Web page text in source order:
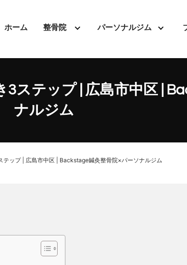
ホーム 整骨院 パーソナルジム
ステップ | 広島市中区 |
ナルジム
テップ | 広島市中区 | Backstage鍼灸整骨院×パーソナルジム